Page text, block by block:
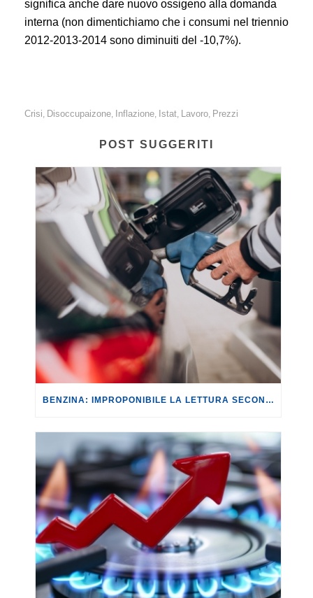
significa anche dare nuovo ossigeno alla domanda
interna (non dimentichiamo che i consumi nel triennio
2012-2013-2014 sono diminuiti del -10,7%).
Crisi, Disoccupaizone, Inflazione, Istat, Lavoro, Prezzi
POST SUGGERITI
BENZINA: IMPROPONIBILE LA LETTURA SECONDO CUI PROROGARE IL TAGLIO DELLE ACCISE SIGNIFICA TASSARE TUTTI I CITTADINI.